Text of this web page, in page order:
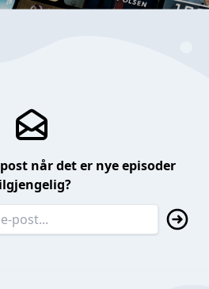
når det er nye episoder